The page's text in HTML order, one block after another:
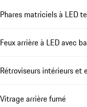
Phares matriciels à LED
Feux arrière à LED avec
Rétroviseurs intérieurs
Vitrage arrière fumé